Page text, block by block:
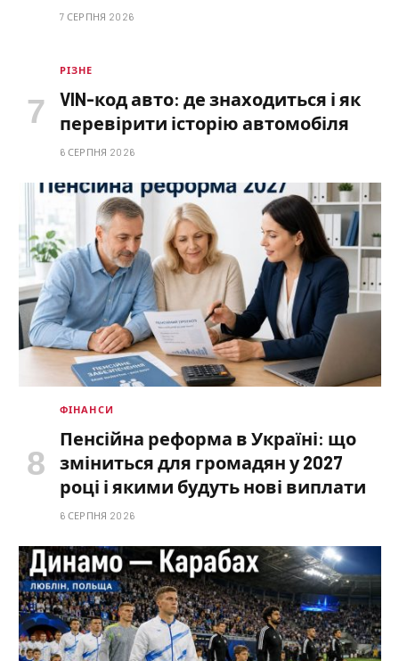
7 СЕРПНЯ 2026
РІЗНЕ
VIN-код авто: де знаходиться і як
перевірити історію автомобіля
6 СЕРПНЯ 2026
ФІНАНСИ
Пенсійна реформа в Україні: що
зміниться для громадян у 2027
році і якими будуть нові виплати
6 СЕРПНЯ 2026